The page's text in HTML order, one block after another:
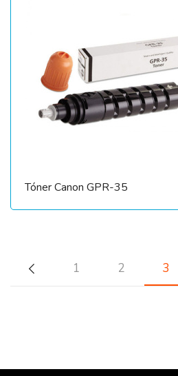
Tóner Canon GPR-35
1 2 3